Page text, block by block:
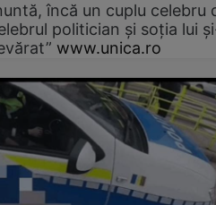
încă un cuplu celebru
politician și soția lui
www.unica.ro